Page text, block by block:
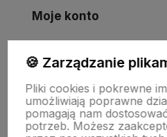
Moje konto
Informacje
Płatności i zwroty
🍪 Zarządzanie
Pliki cookies i pokrewne
umożliwiają poprawne
pomagają nam
potrzeb. Możesz